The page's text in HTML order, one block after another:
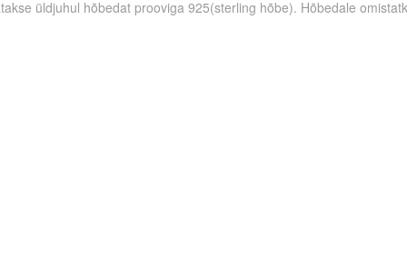
üldjuhul hõbedat prooviga 925(sterling hõbe). Hõbedale